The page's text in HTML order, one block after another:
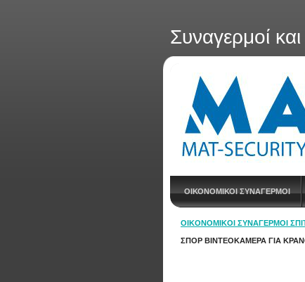
Συναγερμοί
ΟΙΚΟΝΟΜΙΚΟΙ ΣΥΝΑΓΕΡΜΟΙ
ΟΙΚΟΝΟΜΙΚΟΊ ΣΥΝΑΓΕΡΜΟΊ
ΣΠΟΡ ΒΙΝΤΕΟΚΑΜΕΡΑ ΓΙΑ